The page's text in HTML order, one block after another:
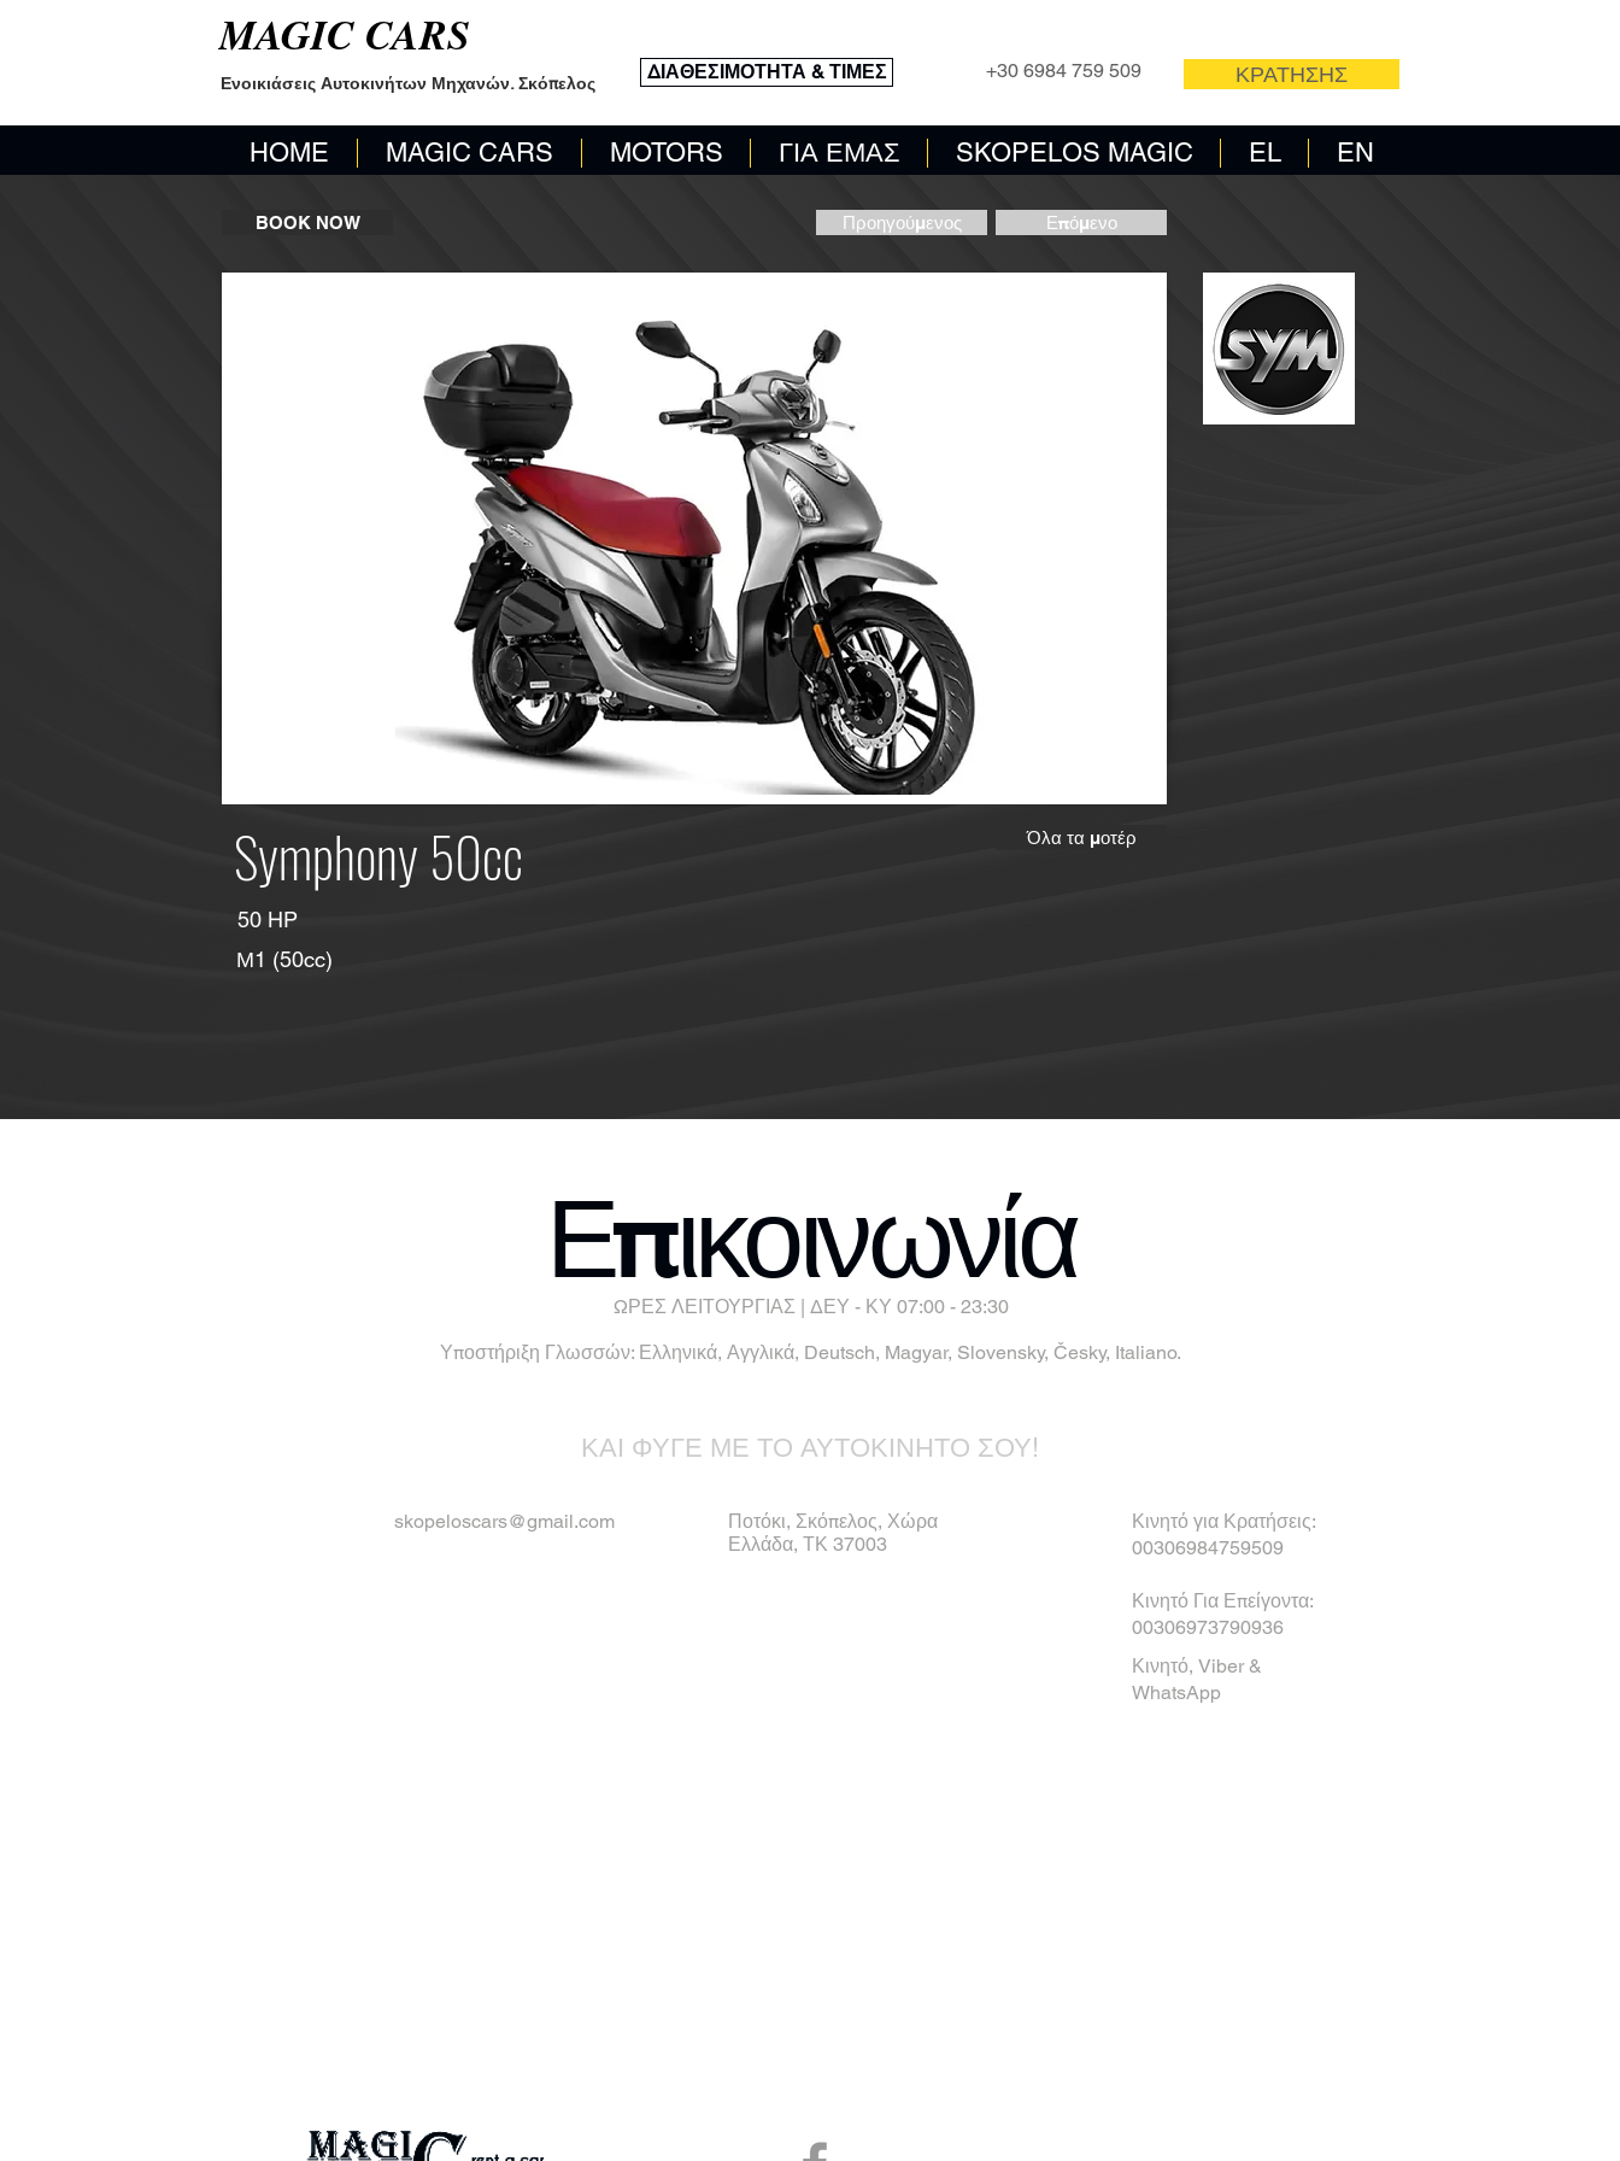
+30 6984 759 509
ΔΙΑΘΕΣΙΜΟΤΗΤΑ & ΤΙΜΕΣ
HOME MAGIC CARS MOTORS ΓΙΑ ΕΜΑΣ SKOPELOS MAGIC EL EN
ΚΡΑΤΗΣΗΣ
MAGIC CARS
Ενοικιάσεις Αυτοκινήτων Μηχανών. Σκόπελος
BOOK NOW Προηγούμενος Επόμενο
Symphony 50cc Όλα τα μοτέρ
50 HP
Μ1 (50cc)
Επικοινωνία
ΩΡΕΣ ΛΕΙΤΟΥΡΓΙΑΣ | ΔΕΥ - ΚΥ 07:00 - 23:30
Υποστήριξη Γλωσσών: Ελληνικά, Αγγλικά, Deutsch, Magyar, Slovensky, Česky, Italiano.
ΚΑΙ ΦΥΓΕ ΜΕ ΤΟ ΑΥΤΟΚΙΝΗΤΟ ΣΟΥ!
skopeloscars@gmail.com
Ποτόκι, Σκόπελος, Χώρα
Ελλάδα, ΤΚ 37003
Κινητό για Κρατήσεις:
00306984759509
Κινητό Για Επείγοντα:
00306973790936
Κινητό, Viber &
WhatsApp